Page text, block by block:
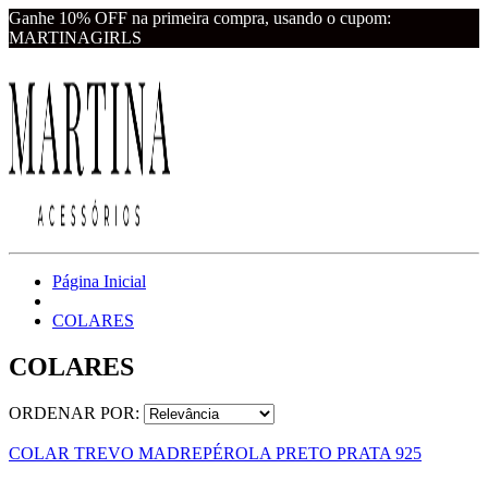
Ganhe 10% OFF na primeira compra, usando o cupom:
MARTINAGIRLS
Página Inicial
COLARES
COLARES
ORDENAR POR:
COLAR TREVO MADREPÉROLA PRETO PRATA 925